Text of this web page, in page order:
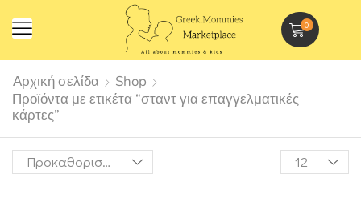
0
Αρχική σελίδα
Shop
Προϊόντα με ετικέτα “σταντ για επαγγελματικές
κάρτες”